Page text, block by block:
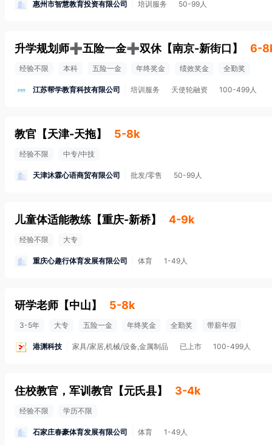
惠州市智慧教育投资有限公司 培训服务 50-99人
升学规划师➕五险一金➕双休 【南京-新街口 】 6-
经验不限 本科 五险一金 年终奖金 绩效奖金 全勤奖
江苏帮学教育科技有限公司 培训服务 天使轮融资 100-499人
教官 【天津-天拖】 5-8k
经验不限 中专/中技
天津沐霖心语商贸有限公司 批发/零售 50-99人
儿童体适能教练 【重庆-新桥】 4-9k
经验不限 大专
重庆心趣行体育发展有限公司 体育 1-49人
研学老师 【中山】 5-8k
3-5年 大专 五险一金 年终奖金 全勤奖 带薪年假
港渊科技 家具/家居,机械/设备,金属制品 已上市 100-499人
住校教官，军训教官 【元氏县】 3-4k
经验不限 学历不限
石家庄春豪体育发展有限公司 体育 1-49人